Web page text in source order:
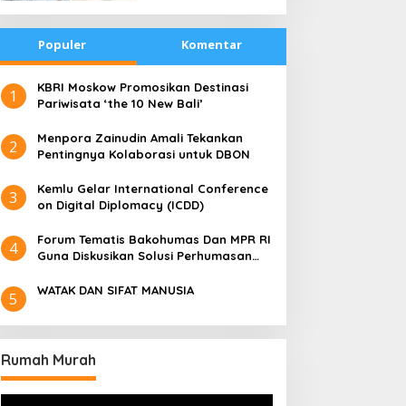
Populer Komentar
1
​KBRI Moskow Promosikan Destinasi
Pariwisata ‘the 10 New Bali’
2
​Menpora Zainudin Amali Tekankan
Pentingnya Kolaborasi untuk DBON
3
​Kemlu Gelar International Conference
on Digital Diplomacy (ICDD)
4
Forum Tematis Bakohumas Dan MPR RI
Guna Diskusikan Solusi Perhumasan
Masing
5 WATAK DAN SIFAT MANUSIA
Rumah Murah